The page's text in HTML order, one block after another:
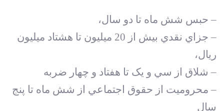
– حبس شش ماه تا دو سال،
– جزاي نقدي بيش از 20 ميليون تا هشتاد ميليون
ريال،
– شلاق از سي و يک تا هفتاد و چهار ضربه
– محروميت از حقوق اجتماعي از شش ماه تا پنج
سال